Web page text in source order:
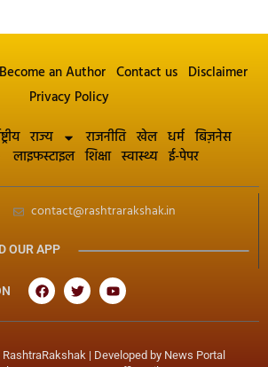
Become an Author Contact us Disclaimer
Privacy Policy
राज्य राजनीति खेल धर्म बिज़नेस
लाइफस्टाइल शिक्षा स्वास्थ्य ई-पेपर
contact@rashtrarakshak.in
OUR APP
| Developed by News Portal